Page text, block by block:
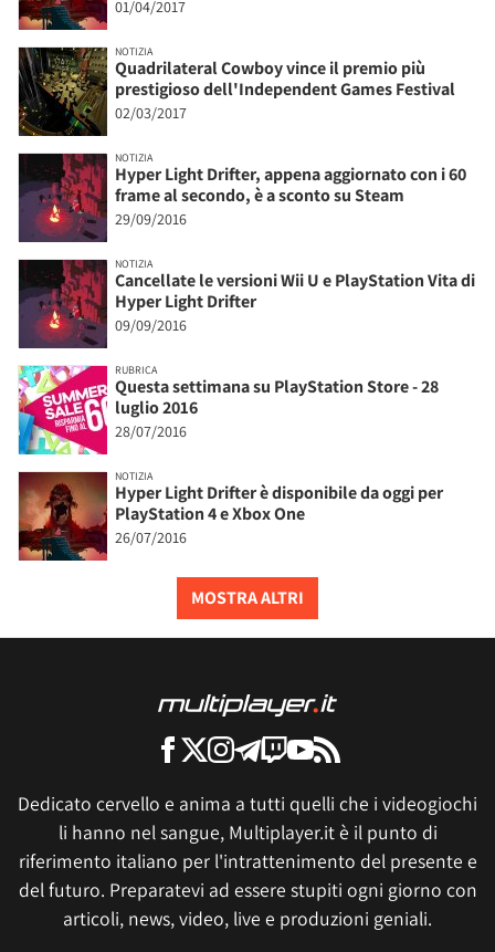
01/04/2017
NOTIZIA
Quadrilateral Cowboy vince il premio più
prestigioso dell'Independent Games Festival
02/03/2017
NOTIZIA
Hyper Light Drifter, appena aggiornato con i 60
frame al secondo, è a sconto su Steam
29/09/2016
NOTIZIA
Cancellate le versioni Wii U e PlayStation Vita di
Hyper Light Drifter
09/09/2016
RUBRICA
Questa settimana su PlayStation Store - 28
luglio 2016
28/07/2016
NOTIZIA
Hyper Light Drifter è disponibile da oggi per
PlayStation 4 e Xbox One
26/07/2016
MOSTRA ALTRI
Dedicato cervello e anima a tutti quelli che i videogiochi
li hanno nel sangue, Multiplayer.it è il punto di
riferimento italiano per l'intrattenimento del presente e
del futuro. Preparatevi ad essere stupiti ogni giorno con
articoli, news, video, live e produzioni geniali.